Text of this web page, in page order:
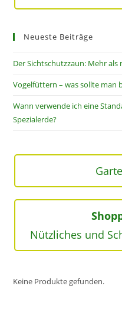
Neueste Beiträge
Der Sichtschutzzaun: Mehr als
Vogelfüttern – was sollte man
Wann verwende ich eine
Spezialerde?
Nützliches und
Keine Produkte gefunden.